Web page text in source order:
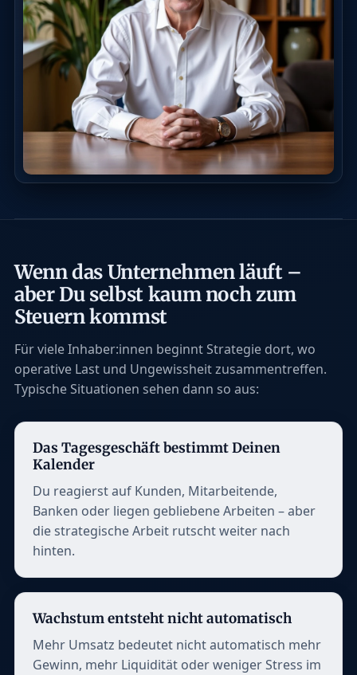
Wenn das Unternehmen läuft –
aber Du selbst kaum noch zum
Steuern kommst
Für viele Inhaber:innen beginnt Strategie dort, wo
operative Last und Ungewissheit zusammentreffen.
Typische Situationen sehen dann so aus:
Das Tagesgeschäft bestimmt Deinen
Kalender
Du reagierst auf Kunden, Mitarbeitende,
Banken oder liegen gebliebene Arbeiten – aber
die strategische Arbeit rutscht weiter nach
hinten.
Wachstum entsteht nicht automatisch
Mehr Umsatz bedeutet nicht automatisch mehr
Gewinn, mehr Liquidität oder weniger Stress im